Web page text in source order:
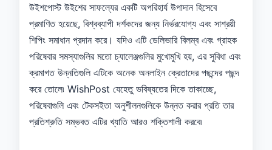
উইশপোস্ট উইশের সাফল্যের একটি অপরিহার্য উপাদান হিসেবে
প্রমাণিত হয়েছে, বিশ্বব্যাপী দর্শকদের জন্য নির্ভরযোগ্য এবং সাশ্রয়ী
শিপিং সমাধান প্রদান করে। যদিও এটি ডেলিভারি বিলম্ব এবং গ্রাহক
পরিষেবার সমস্যাগুলির মতো চ্যালেঞ্জগুলির মুখোমুখি হয়, এর সুবিধা এবং
ক্রমাগত উন্নতিগুলি এটিকে অনেক অনলাইন ক্রেতাদের পছন্দের পছন্দ
করে তোলে৷ WishPost যেহেতু ভবিষ্যতের দিকে তাকাচ্ছে,
পরিষেবাগুলি এবং টেকসইতা অনুশীলনগুলিকে উন্নত করার প্রতি তার
প্রতিশ্রুতি সম্ভবত এটির খ্যাতি আরও শক্তিশালী করবে৷